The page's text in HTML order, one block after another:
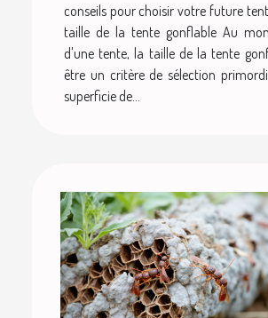
conseils pour choisir votre future
taille de la tente gonflable Au
d'une tente, la taille de la tente
être un critère de sélection
superficie de...